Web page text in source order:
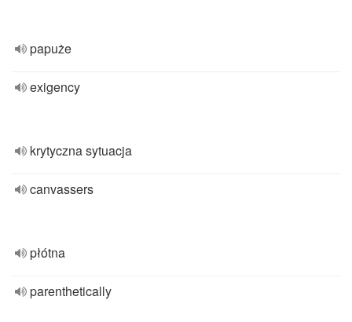
papuże
exigency
krytyczna sytuacja
canvassers
płótna
parenthetically